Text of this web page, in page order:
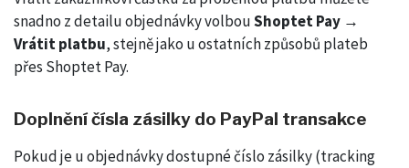
snadno z detailu objednávky volbouShoptet Pay →
Vrátit platbu, stejně jako u ostatních způsobů plateb
přes Shoptet Pay.
Doplnění čísla zásilky do PayPal transakce
Pokud je u objednávky dostupné číslo zásilky (tracking